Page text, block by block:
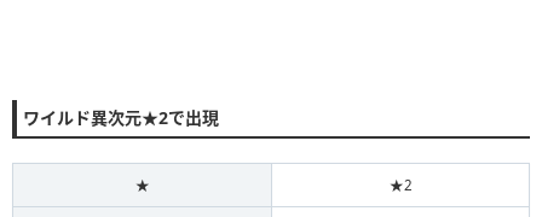
ワイルド異次元★2で出現
★ ★2